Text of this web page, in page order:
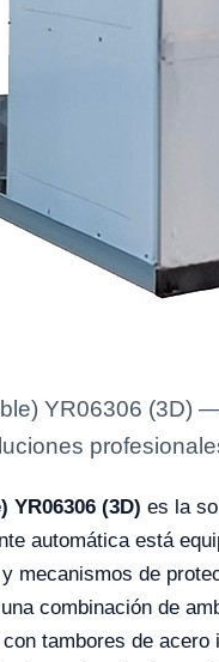
YR06306 (3D)
YR06306 (3D) es la
automática está
mecanismos de
combinación de
tambores de